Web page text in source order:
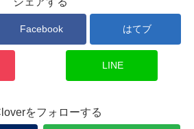
Facebook はてブ
LINE
をフォローする